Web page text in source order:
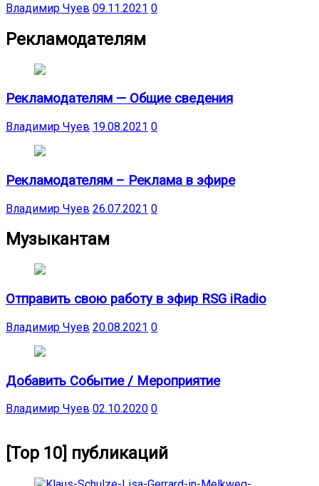
Владимир Чуев 09.11.2021 0
Рекламодателям
Рекламодателям — Общие сведения
Владимир Чуев 19.08.2021 0
Рекламодателям – Реклама в эфире
Владимир Чуев 26.07.2021 0
Музыкантам
Отправить свою работу в эфир RSG iRadio
Владимир Чуев 20.08.2021 0
Добавить Событие / Мероприятие
Владимир Чуев 02.10.2020 0
[Top 10] публикаций